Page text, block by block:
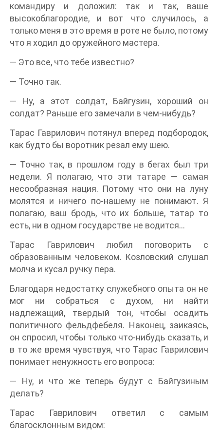
командиру и доложил: так и так, ваше
высокоблагородие, и вот что случилось, а
только меня в это время в роте не было, потому
что я ходил до оружейного мастера.
— Это все, что тебе известно?
— Точно так.
— Ну, а этот солдат, Байгузин, хороший он
солдат? Раньше его замечали в чем-нибудь?
Тарас Гаврилович потянул вперед подбородок,
как будто бы воротник резал ему шею.
— Точно так, в прошлом году в бегах был три
недели. Я полагаю, что эти татаре — самая
несообразная нация. Потому что они на луну
молятся и ничего по-нашему не понимают. Я
полагаю, ваш бродь, что их больше, татар то
есть, ни в одном государстве не водится…
Тарас Гаврилович любил поговорить с
образованным человеком. Козловский слушал
молча и кусал ручку пера.
Благодаря недостатку служебного опыта он не
мог ни собраться с духом, ни найти
надлежащий, твердый тон, чтобы осадить
политичного фельдфебеля. Наконец, заикаясь,
он спросил, чтобы только что-нибудь сказать, и
в то же время чувствуя, что Тарас Гаврилович
понимает ненужность его вопроса:
— Ну, и что же теперь будут с Байгузиным
делать?
Тарас Гаврилович ответил с самым
благосклонным видом: